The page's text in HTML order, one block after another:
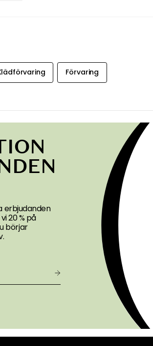
Förvaring
erbjudanden
20 % på
börjar